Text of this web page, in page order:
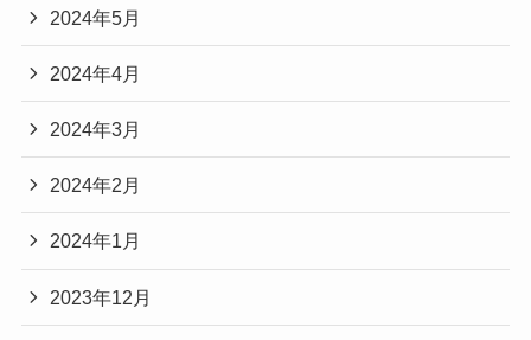
2024年5月
2024年4月
2024年3月
2024年2月
2024年1月
2023年12月